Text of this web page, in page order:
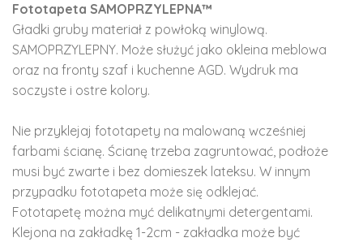
Fototapeta SAMOPRZYLEPNA™
Gładki gruby materiał z powłoką winylową.
SAMOPRZYLEPNY. Może służyć jako okleina meblowa
oraz na fronty szaf i kuchenne AGD. Wydruk ma
soczyste i ostre kolory.
Nie przyklejaj fototapety na malowaną wcześniej
farbami ścianę. Ścianę trzeba zagruntować, podłoże
musi być zwarte i bez domieszek lateksu. W innym
przypadku fototapeta może się odklejać.
Fototapetę można myć delikatnymi detergentami.
Klejona na zakładkę 1-2cm - zakładka może być